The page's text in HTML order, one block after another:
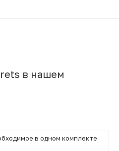
в нашем
в одном комплекте